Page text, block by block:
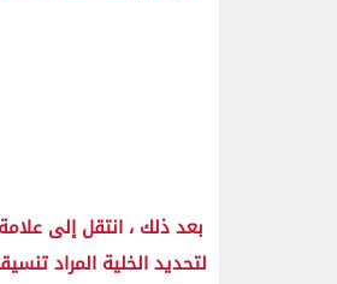
بعد ذلك ، انتقل إلى
لتحديد الخلية المراد